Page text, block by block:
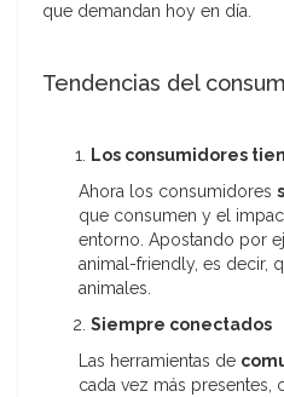
que demandan hoy en día.
Tendencias del
Los consumidores
Ahora los consumidores
que consumen y el
entorno. Apostando por
animal-friendly, es decir,
animales.
Siempre conectados
Las herramientas de
cada vez más presentes,